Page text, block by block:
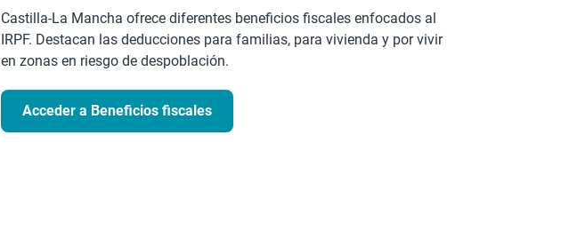
Castilla-La Mancha ofrece diferentes beneficios fiscales enfocados al
IRPF. Destacan las deducciones para familias, para vivienda y por vivir
en zonas en riesgo de despoblación.
Acceder a Beneficios fiscales